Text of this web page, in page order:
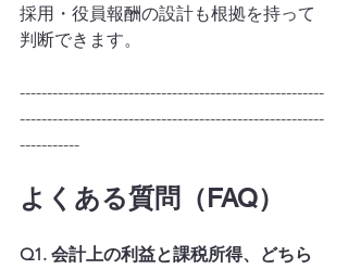
採用・役員報酬の設計も根拠を持って
判断できます。
--------------------------------------------------------
--------------------------------------------------------
-----------
よくある質問（FAQ）
Q1. 会計上の利益と課税所得、どちら